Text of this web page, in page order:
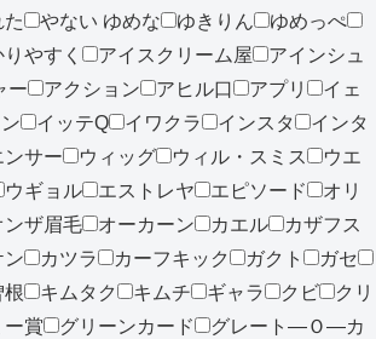
やない ゆめな ゆきりん
ゆめっぺ
やすく アイスクリーム屋
アインシュ
ー
アクション アヒル口 アプリ
イェ
イッテQ イワクラ インスタ
インタ
ンサー ウィッグ ウィル・スミス
ウエ
ウギョル エストレヤ エピソード
オリ
ンザ眉毛 オーカーン カエル
カザフス
ン カツラ カーフキック ガクト
ガセ
根 キムタク キムチ ギャラ クビ
クリ
ー賞 グリーンカード
グレート―Ｏ―カ